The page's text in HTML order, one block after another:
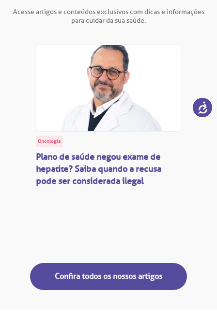
Acesse artigos e conteúdos exclusivos com dicas e informações
para cuidar da sua saúde.
Oncologia
Plano de saúde negou exame de
hepatite? Saiba quando a recusa
pode ser considerada ilegal
Confira todos os nossos artigos